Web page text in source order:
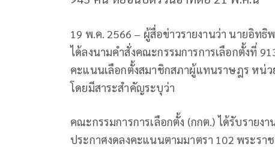
19 พ.ค. 2566 – ผู้สื่อข่าวรายงานว่า นายอิท
ได้ลงนามคำสั่งคณะกรรมการการเลือกตั้งที่
คะแนนเลือกตั้งสมาชิกสภาผู้แทนราษฎร หน่ว
โดยมีสาระสำคัญระบุว่า
คณะกรรมการการเลือกตั้ง (กกต.) ได้รับราย
ประกาศงดลงคะแนนตามมาตรา 102 พระร